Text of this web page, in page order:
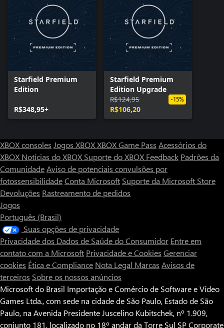
Starfield Premium
Edition
R$348,95+
Starfield Premium
Edition Upgrade
R$124,95
R$106,20
-15%
XBOX consoles Jogos XBOXXBOX Game Pass Acessórios do
XBOX Notícias do XBOX Suporte do XBOX Feedback Padrões da
ComunidadeAviso de potenciais convulsões por
fotossensibilidadeConta Microsoft Suporte da Microsoft Store
Devoluções Rastreamento de pedidos
Jogos
Português (Brasil)
Suas opções de privacidade
Privacidade dos Dados de Saúde do Consumidor Entre em
contato com a Microsoft Privacidade e Cookies Gerenciar
cookies Ética e Compliance Nota Legal Marcas Avisos de
terceiros Sobre os nossos anúncios
Microsoft do Brasil Importação e Comércio de Software e Vídeo
Games Ltda., com sede na cidade de São Paulo, Estado de São
Paulo, na Avenida Presidente Juscelino Kubitschek, nº 1.909,
conjunto 181, localizado no 18º andar da Torre Sul SP Corporate